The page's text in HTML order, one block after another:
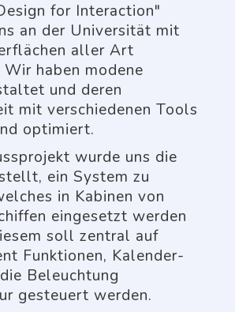
for Interaction"
an der Universität mit
aller Art
haben modene
und deren
mit verschiedenen Tools
optimiert.
wurde uns die
ein System zu
in Kabinen von
eingesetzt werden
soll zentral auf
Funktionen, Kalender-
Beleuchtung
gesteuert werden.